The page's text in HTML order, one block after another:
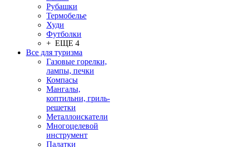
Рубашки
Термобелье
Худи
Футболки
+ ЕЩЕ 4
Все для туризма
Газовые горелки,
лампы, печки
Компасы
Мангалы,
коптильни, гриль-
решетки
Металлоискатели
Многоцелевой
инструмент
Палатки